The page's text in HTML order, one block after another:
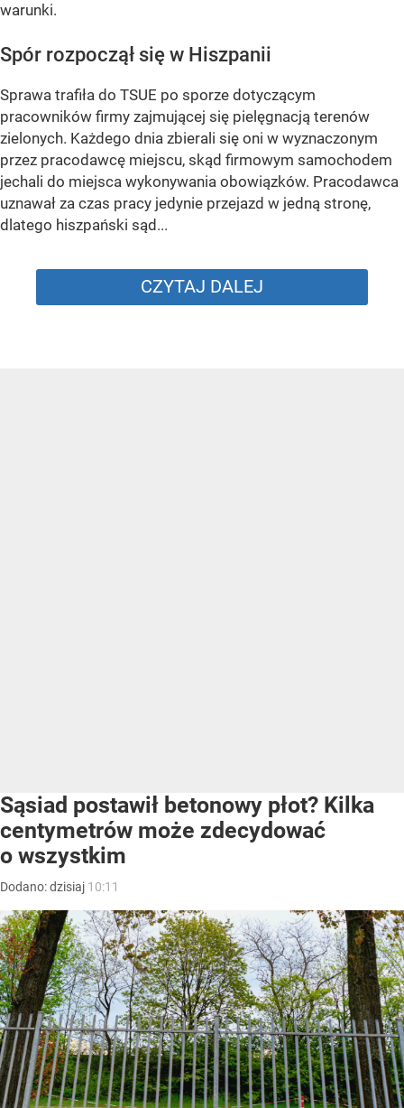
warunki.
Spór rozpoczął się w Hiszpanii
Sprawa trafiła do TSUE po sporze dotyczącym
pracowników firmy zajmującej się pielęgnacją terenów
zielonych. Każdego dnia zbierali się oni w wyznaczonym
przez pracodawcę miejscu, skąd firmowym samochodem
jechali do miejsca wykonywania obowiązków. Pracodawca
uznawał za czas pracy jedynie przejazd w jedną stronę,
dlatego hiszpański sąd...
CZYTAJ DALEJ
Sąsiad postawił betonowy płot? Kilka
centymetrów może zdecydować
o wszystkim
Dodano:dzisiaj 10:11